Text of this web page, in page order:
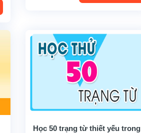
Học 50 trạng từ thiết yếu trong